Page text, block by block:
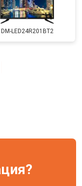
DM-LED24R201BT2